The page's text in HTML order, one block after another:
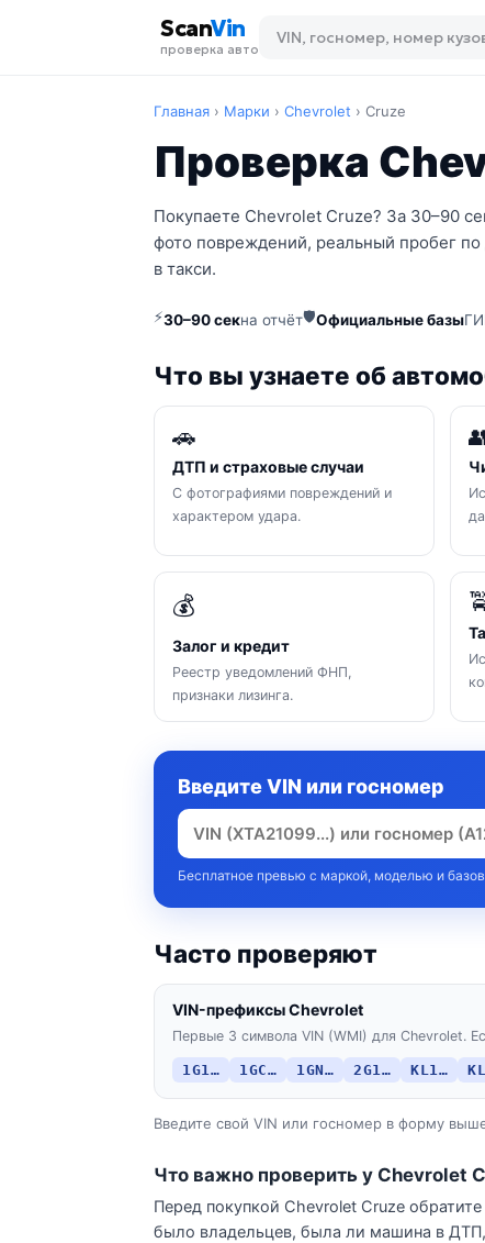
ScanVin
проверка авто
Главная › Марки › Chevrolet › Cruze
Проверка
Покупаете Chevrolet Cruze? За 30–90
фото повреждений, реальный пробег
в такси.
⚡30–90 секна отчёт🛡Официальные базы
Что вы узнаете об
🚗
ДТП и страховые случаи
С фотографиями повреждений и
характером удара.
💰
Залог и кредит
Реестр уведомлений ФНП,
признаки лизинга.
Введите VIN или госномер
Бесплатное превью с маркой, моделью и
Часто проверяют
VIN-префиксы Chevrolet
Первые 3 символа VIN (WMI) для Chevrolet.
1G1… 1GC… 1GN… 2G1… KL1…
Введите свой VIN или госномер в форму
Что важно проверить у Chevrolet
Перед покупкой Chevrolet Cruze
было владельцев, была ли машина в